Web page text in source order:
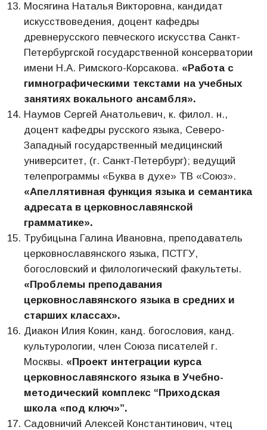
Мосягина Наталья Викторовна, кандидат
искусствоведения, доцент кафедры
древнерусского певческого искусства Санкт-
Петербургской государственной консерватории
имени Н.А. Римского-Корсакова. «Работа с
гимнографическими текстами на учебных
занятиях вокального ансамбля».
Наумов Сергей Анатольевич, к. филол. н.,
доцент кафедры русского языка, Северо-
Западный государственный медицинский
университет, (г. Санкт-Петербург); ведущий
телепрограммы «Буква в духе» ТВ «Союз».
«Апеллятивная функция языка и семантика
адресата в церковнославянской
грамматике».
Трубицына Галина Ивановна, преподаватель
церковнославянского языка, ПСТГУ,
богословский и филологический факультеты.
«Проблемы преподавания
церковнославянского языка в средних и
старших классах».
Диакон Илия Кокин, канд. богословия, канд.
культурологии, член Союза писателей г.
Москвы. «Проект интеграции курса
церковнославянского языка в Учебно-
методический комплекс “Приходская
школа «под ключ»”.
Садовничий Алексей Константинович, чтец